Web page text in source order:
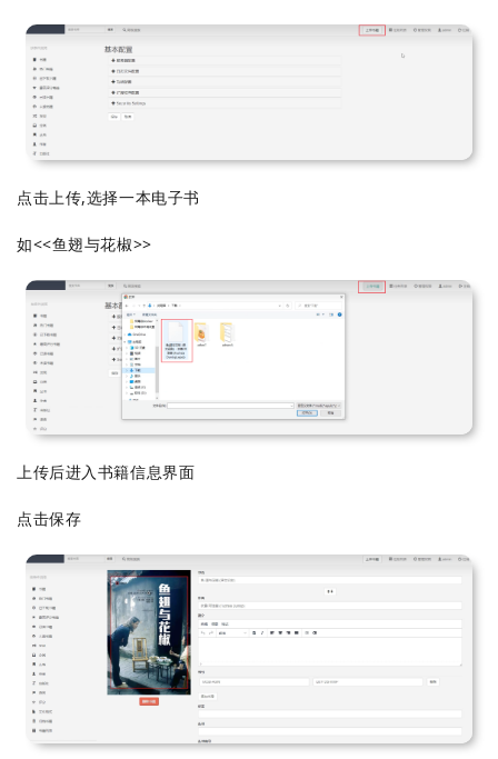
点击上传,选择一本电子书
如<<鱼翅与花椒>>
上传后进入书籍信息界面
点击保存